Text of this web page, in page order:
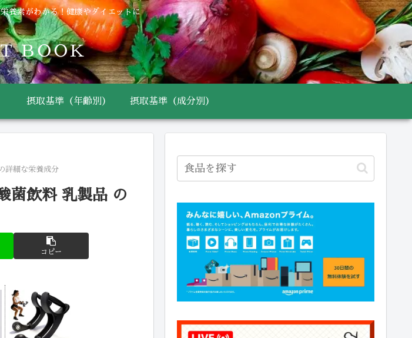
養素がわかる！健康やダイエットに
ＢＯＯＫ
摂取基準（年齢別） 摂取基準（成分別）
詳細な栄養成分
菌飲料 乳製品 の
コピー